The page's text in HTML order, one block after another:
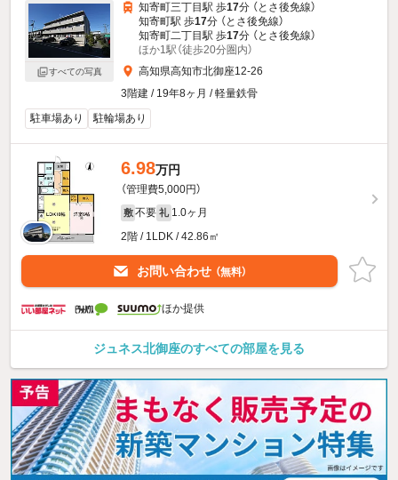
すべての写真
知寄町三丁目駅 歩17分 （とさ後免線）
知寄町駅 歩17分 （とさ後免線）
知寄町二丁目駅 歩17分 （とさ後免線）
ほか1駅（徒歩20分圏内）
高知県高知市北御座12-26
3階建 / 19年8ヶ月 / 軽量鉄骨
駐車場あり
駐輪場あり
6.98万円
（管理費5,000円）
敷 不要 礼 1.0ヶ月
2階 / 1LDK / 42.86㎡
お問い合わせ （無料）
ほか提供
ジュネス北御座のすべての部屋を見る